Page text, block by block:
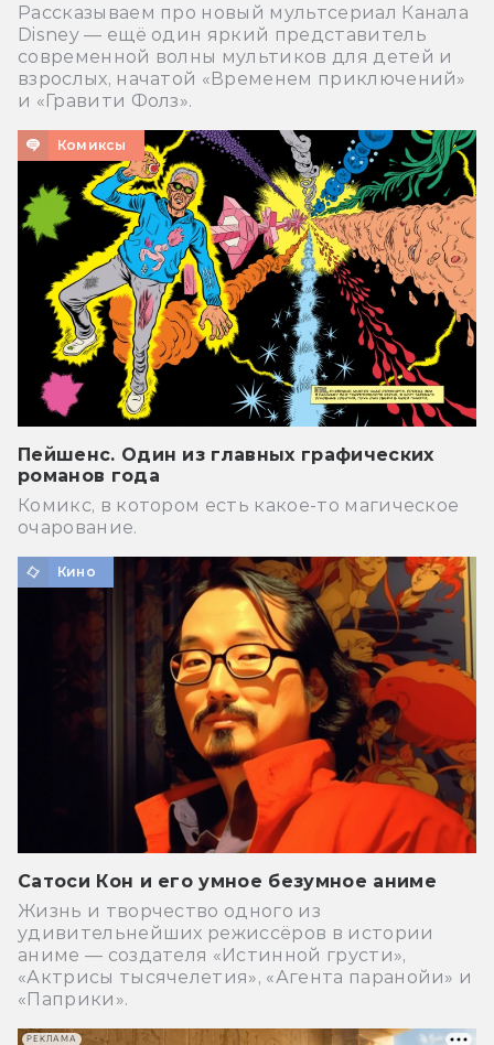
Рассказываем про новый мультсериал Канала
Disney — ещё один яркий представитель
современной волны мультиков для детей и
взрослых, начатой «Временем приключений»
и «Гравити Фолз».
Комиксы
Пейшенс. Один из главных графических
романов года
Комикс, в котором есть какое-то магическое
очарование.
Кино
Сатоси Кон и его умное безумное аниме
Жизнь и творчество одного из
удивительнейших режиссёров в истории
аниме — создателя «Истинной грусти»,
«Актрисы тысячелетия», «Агента паранойи» и
«Паприки».
РЕКЛАМА